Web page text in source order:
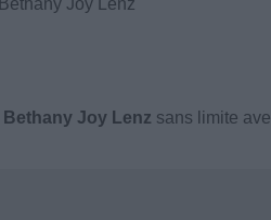
Bethany Joy Lenz
Bethany Joy Lenz sans limite